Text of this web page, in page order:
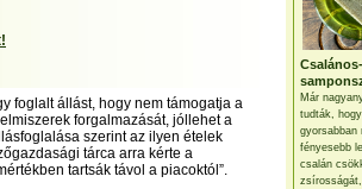
Már
tudták,
gyorsabban
fényesebb
csalán
foglalt állást, hogy nem támogatja a
forgalmazását, jóllehet a
szerint az ilyen ételek
tárca arra kérte a
tartsák távol a piacoktól”.